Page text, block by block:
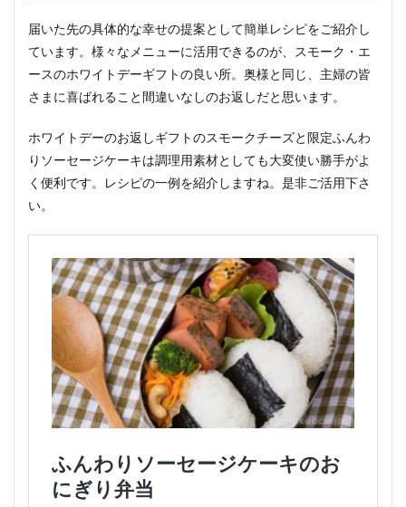
届いた先の具体的な幸せの提案として簡単レシピをご紹介し
ています。様々なメニューに活用できるのが、スモーク・エ
ースのホワイトデーギフトの良い所。奥様と同じ、主婦の皆
さまに喜ばれること間違いなしのお返しだと思います。
ホワイトデーのお返しギフトのスモークチーズと限定ふんわ
りソーセージケーキは調理用素材としても大変使い勝手がよ
く便利です。レシピの一例を紹介しますね。是非ご活用下さ
い。